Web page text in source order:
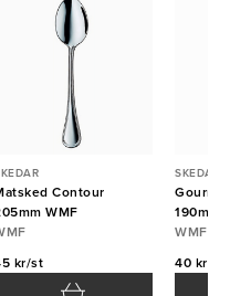
Contour
WMF
kr/st
SKEDAR
190mm
WMF
40 kr/st